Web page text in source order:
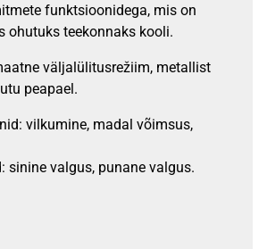
funktsioonidega, mis on
ohutuks teekonnaks kooli.
väljalülitusrežiim, metallist
peapael.
vilkumine, madal võimsus,
sinine valgus, punane valgus.